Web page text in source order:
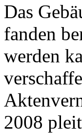
Das
fanden
werden
2008